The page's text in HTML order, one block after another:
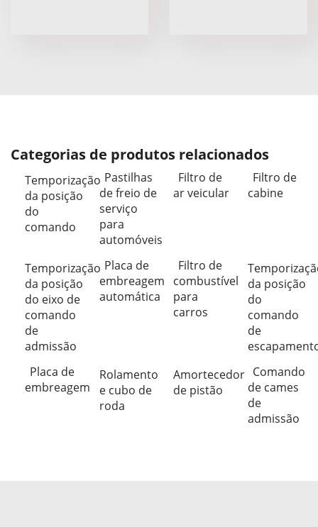
Categorias de produtos relacionados
Temporização
da posição
do
comando
Pastilhas
de freio de
serviço
para
automóveis
Filtro de
ar veicular
Filtro de
cabine
Temporização
da posição
do eixo de
comando
de
admissão
Placa de
embreagem
automática
Filtro de
combustível
para
carros
da posição
do
comando
de
Placa de
embreagem
Rolamento
e cubo de
roda
Amortecedor
de pistão
Comando
de cames
de
admissão